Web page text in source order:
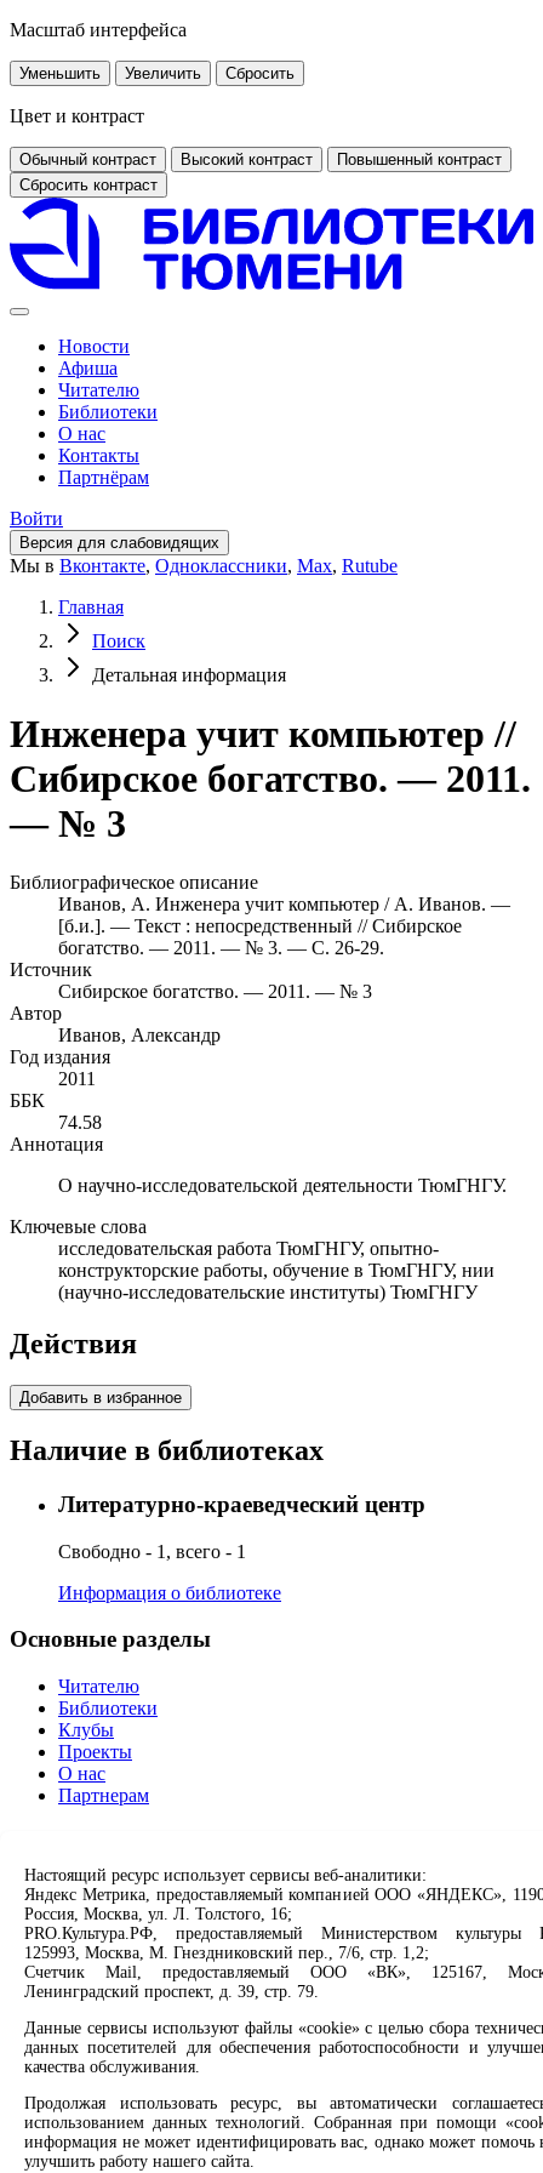
Масштаб интерфейса
Уменьшить Увеличить Сбросить
Цвет и контраст
Обычный контраст Высокий контраст
Повышенный контраст
Сбросить контраст
Новости
Афиша
Читателю
Библиотеки
О нас
Контакты
Партнёрам
Войти
Версия для слабовидящих
Мы в Вконтакте, Одноклассники, Max, Rutube
Главная
Поиск
Детальная информация
Инженера учит компьютер //
Сибирское богатство. — 2011.
— № 3
Библиографическое описание
Иванов, А. Инженера учит компьютер / А. Иванов. —
[б.и.]. — Текст : непосредственный // Сибирское
богатство. — 2011. — № 3. — С. 26-29.
Источник
Сибирское богатство. — 2011. — № 3
Автор
Иванов, Александр
Год издания
2011
ББК
74.58
Аннотация
О научно-исследовательской деятельности ТюмГНГУ.
Ключевые слова
исследовательская работа ТюмГНГУ, опытно-
конструкторские работы, обучение в ТюмГНГУ, нии
(научно-исследовательские институты) ТюмГНГУ
Действия
Добавить в избранное
Наличие в библиотеках
Литературно-краеведческий центр
Свободно - 1, всего - 1
Информация о библиотеке
Основные разделы
Читателю
Библиотеки
Клубы
Проекты
О нас
Партнерам
Продлить книгу
Спроси библиотекаря
Спроси краеведа
Оцените качество услуг
Направить обращение директору
Соцсети
Вконтакте
Max
Rutube
Настоящий ресурс использует сервисы веб-аналитики:
Яндекс Метрика, предоставляемый компанией ООО «ЯНДЕКС»,
Россия, Москва, ул. Л. Толстого, 16;
PRO.Культура.РФ, предоставляемый Министерством культуры
125993, Москва, М. Гнездниковский пер., 7/6, стр. 1,2;
Счетчик Mail, предоставляемый ООО «ВК», 125167,
Ленинградский проспект, д. 39, стр. 79.
Данные сервисы используют файлы «cookie» с целью сбора
данных посетителей для обеспечения работоспособности и
качества обслуживания.
Продолжая использовать ресурс, вы автоматически
использованием данных технологий. Собранная при помощи
информация не может идентифицировать вас, однако может помочь
улучшить работу нашего сайта.